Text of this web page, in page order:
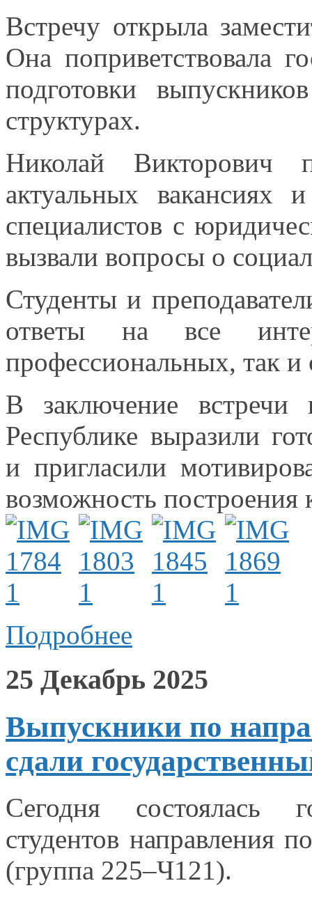
Встречу открыла
Она поприветствовала
подготовки
структурах.
Николай Викторович
актуальных вакансияхи
специалистов с
вызвали вопросы о
Студентыи
ответы на все
профессиональных, так и
В заключение
Республике выразили
и пригласили
возможность построения
Подробнее
25 Декабрь 2025
Выпускники по
сдали
Сегодня состоялась
студентов направления
(группа 225–Ч121).